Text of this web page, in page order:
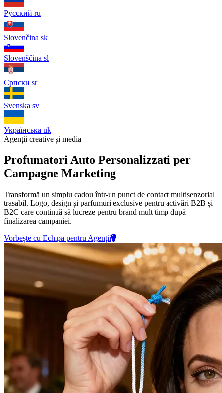
Русский ru
Slovenčina sk
Slovenščina sl
Српски sr
Svenska sv
Українська uk
Agenții creative și media
Profumatori Auto Personalizzati per
Campagne Marketing
Transformă un simplu cadou într-un punct de contact multisenzorial
trasabil. Logo, design și parfumuri exclusive pentru activări B2B și
B2C care continuă să lucreze pentru brand mult timp după
finalizarea campaniei.
Vorbește cu Echipa pentru Agenții